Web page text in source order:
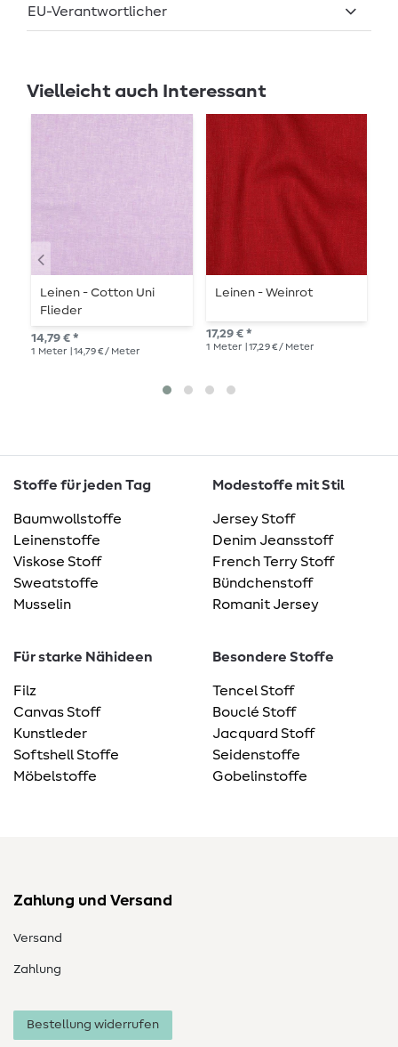
EU-Verantwortlicher
Vielleicht auch Interessant
Leinen - Cotton Uni
Flieder
14,79 € *
1 Meter | 14,79 € / Meter
Leinen - Weinrot
17,29 € *
1 Meter | 17,29 € / Meter
Stoffe für jeden Tag
Baumwollstoffe
Leinenstoffe
Viskose Stoff
Sweatstoffe
Musselin
Modestoffe mit Stil
Jersey Stoff
Denim Jeansstoff
French Terry Stoff
Bündchenstoff
Romanit Jersey
Für starke Nähideen
Filz
Canvas Stoff
Kunstleder
Softshell Stoffe
Möbelstoffe
Besondere Stoffe
Tencel Stoff
Bouclé Stoff
Jacquard Stoff
Seidenstoffe
Gobelinstoffe
Zahlung und Versand
Versand
Zahlung
Bestellung widerrufen